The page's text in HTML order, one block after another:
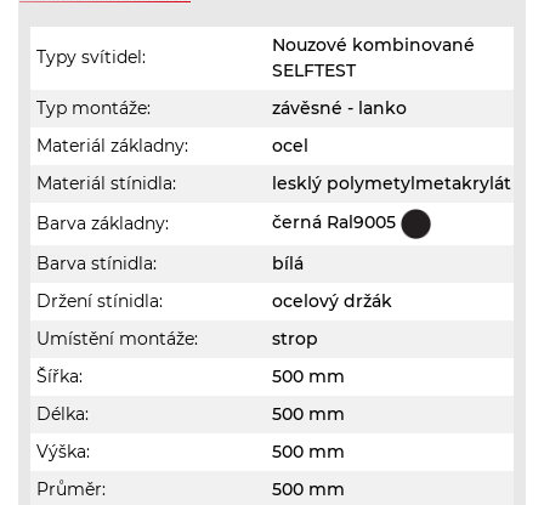
Typy svítidel:
Nouzové kombinované
SELFTEST
Typ montáže:
závěsné - lanko
Materiál základny:
ocel
Materiál stínidla:
lesklý polymetylmetakrylát
Barva základny:
černá Ral9005
Barva stínidla:
bílá
Držení stínidla:
ocelový držák
Umístění montáže:
strop
Šířka:
500 mm
Délka:
500 mm
Výška:
500 mm
Průměr:
500 mm